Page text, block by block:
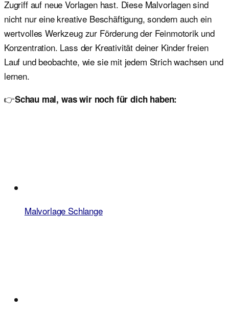
Zugriff auf neue Vorlagen hast. Diese Malvorlagen sind
nicht nur eine kreative Beschäftigung, sondern auch ein
wertvolles Werkzeug zur Förderung der Feinmotorik und
Konzentration. Lass der Kreativität deiner Kinder freien
Lauf und beobachte, wie sie mit jedem Strich wachsen und
lernen.
👉Schau mal, was wir noch für dich haben:
Malvorlage Schlange